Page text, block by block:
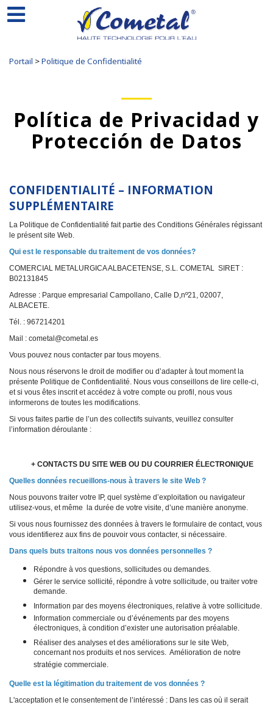
Portail >Politique de Confidentialité
Política de Privacidad y
Protección de Datos
CONFIDENTIALITÉ – INFORMATION
SUPPLÉMENTAIRE
La Politique de Confidentialité fait partie des Conditions Générales régissant
le présent site Web.
Qui est le responsable du traitement de vos données?
COMERCIAL METALURGICA ALBACETENSE, S.L. COMETAL SIRET :
B02131845
Adresse : Parque empresarial Campollano, Calle D,nº21, 02007,
ALBACETE.
Tél. : 967214201
Mail : cometal@cometal.es
Vous pouvez nous contacter par tous moyens.
Nous nous réservons le droit de modifier ou d’adapter à tout moment la
présente Politique de Confidentialité. Nous vous conseillons de lire celle-ci,
et si vous êtes inscrit et accédez à votre compte ou profil, nous vous
informerons de toutes les modifications.
Si vous faites partie de l’un des collectifs suivants, veuillez consulter
l’information déroulante :
+ CONTACTS DU SITE WEB OU DU COURRIER ÉLECTRONIQUE
Quelles données recueillons-nous à travers le site Web ?
Nous pouvons traiter votre IP, quel système d’exploitation ou navigateur
utilisez-vous, et même la durée de votre visite, d’une manière anonyme.
Si vous nous fournissez des données à travers le formulaire de contact, vous
vous identifierez aux fins de pouvoir vous contacter, si nécessaire.
Dans quels buts traitons nous vos données personnelles ?
Répondre à vos questions, sollicitudes ou demandes.
Gérer le service sollicité, répondre à votre sollicitude, ou traiter votre
demande.
Information par des moyens électroniques, relative à votre sollicitude.
Information commerciale ou d’événements par des moyens
électroniques, à condition d’exister une autorisation préalable.
Réaliser des analyses et des améliorations sur le site Web,
concernant nos produits et nos services. Amélioration de notre
stratégie commerciale.
Quelle est la légitimation du traitement de vos données ?
L'acceptation et le consentement de l’intéressé : Dans les cas où il serait